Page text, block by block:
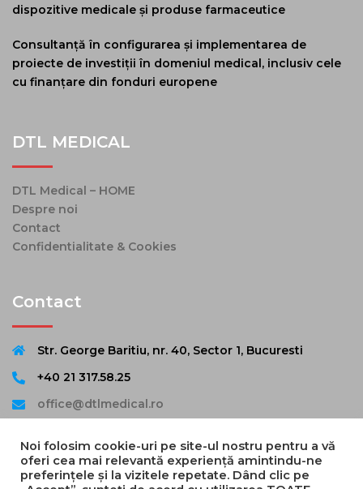
dispozitive medicale și produse farmaceutice
Consultanță în configurarea și implementarea de
proiecte de investiții în domeniul medical, inclusiv cele
cu finanțare din fonduri europene
DTL MEDICAL
DTL Medical – HOME
Despre noi
Contact
Confidentialitate & Cookies
Contact
Str. George Baritiu, nr. 40, Sector 1, Bucuresti
+40 21 317.58.25
office@dtlmedical.ro
Noi folosim cookie-uri pe site-ul nostru pentru a vă
oferi cea mai relevantă experiență amintindu-ne
preferințele și la vizitele repetate. Dând clic pe